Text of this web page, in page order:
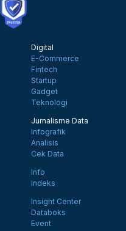
Digital
E-Commerce
Fintech
Startup
Gadget
Teknologi
Jurnalisme Data
Infografik
Analisis
Cek Data
Info
Indeks
Insight Center
Databoks
Event